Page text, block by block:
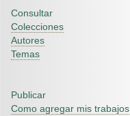
Consultar
Colecciones
Autores
Temas
Publicar
Como agregar mis trabajos